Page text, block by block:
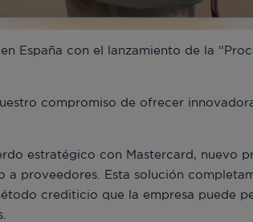
España con el lanzamiento de la
compromiso de ofrecer
estratégico con Mastercard, nuevo
a proveedores. Esta solución
crediticio que la empresa puede